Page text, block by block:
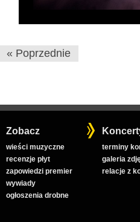
« Poprzednie
Zobacz
wieści muzyczne
recenzje płyt
zapowiedzi premier
wywiady
ogłoszenia drobne
terminy
galeria
relacje z